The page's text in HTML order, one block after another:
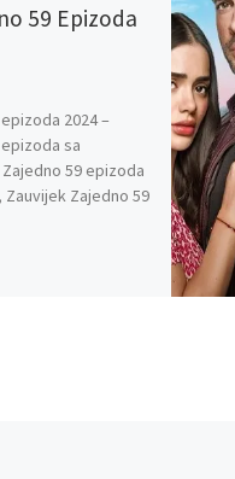
59 Epizoda
2024 –
sa
59 epizoda
Zajedno 59